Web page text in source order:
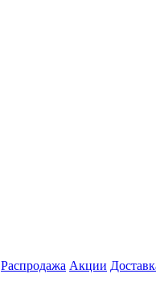
Распродажа Акции